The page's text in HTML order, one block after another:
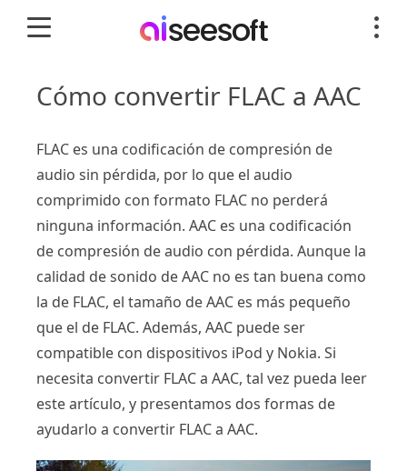
Cómo convertir FLAC a AAC
FLAC es una codificación de compresión de
audio sin pérdida, por lo que el audio
comprimido con formato FLAC no perderá
ninguna información. AAC es una codificación
de compresión de audio con pérdida. Aunque la
calidad de sonido de AAC no es tan buena como
la de FLAC, el tamaño de AAC es más pequeño
que el de FLAC. Además, AAC puede ser
compatible con dispositivos iPod y Nokia. Si
necesita convertir FLAC a AAC, tal vez pueda leer
este artículo, y presentamos dos formas de
ayudarlo a convertir FLAC a AAC.